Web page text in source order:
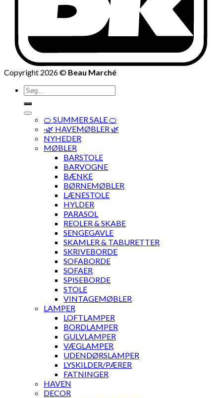
Copyright 2026 © Beau Marché
Søg
efter:
🍊 SUMMER SALE 🍊
·🌿 HAVEMØBLER 🌿
NYHEDER
MØBLER
BARSTOLE
BARVOGNE
BÆNKE
BØRNEMØBLER
LÆNESTOLE
HYLDER
PARASOL
REOLER & SKABE
SENGEGAVLE
SKAMLER & TABURETTER
SKRIVEBORDE
SOFABORDE
SOFAER
SPISEBORDE
STOLE
VINTAGEMØBLER
LAMPER
LOFTLAMPER
BORDLAMPER
GULVLAMPER
VÆGLAMPER
UDENDØRSLAMPER
LYSKILDER/PÆRER
FATNINGER
HAVEN
DECOR